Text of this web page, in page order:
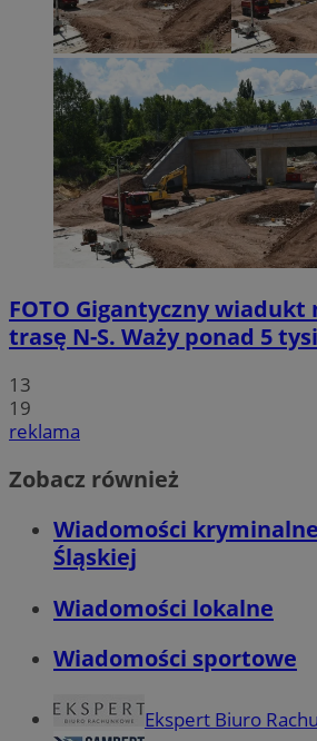
FOTO Gigantyczny wiadukt
trasę N-S. Waży ponad 5
13
19
reklama
Zobacz również
Wiadomości
Śląskiej
Wiadomości lokalne
Wiadomości sportowe
Ekspert Biuro